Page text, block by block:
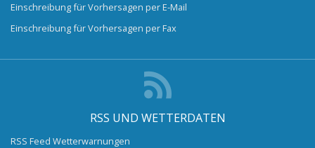
Einschreibung für Vorhersagen per E-Mail
Einschreibung für Vorhersagen per Fax
RSS UND WETTERDATEN
RSS Feed Wetterwarnungen